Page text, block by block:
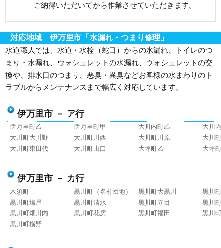
ご納得いただいてから作業させていただきます。
対応地域 伊万里市「水漏れ・つまり修理」
水道職人では、水道・水栓（蛇口）からの水漏れ、トイレのつ
まり・水漏れ、ウォシュレットの水漏れ、ウォシュレットの交
換や、排水口のつまり、悪臭・異臭などお客様の水まわりのト
ラブルからメンテナンスまで幅広く対応しています。
伊万里市 － ア行
伊万里町乙 伊万里町甲 大川内町乙
大川
大川町大川野
大川町川西 大川町川原
大川
大川町東田代
大川町山口 大坪町乙 大坪
伊万里市 － カ行
木須町 黒川町（名村団地） 黒川町大黒川
黒川
黒川町塩屋
黒川町清水 黒川町立目
黒川
黒川町畑川内
黒川町花房 黒川町福田
黒川
黒川町横野